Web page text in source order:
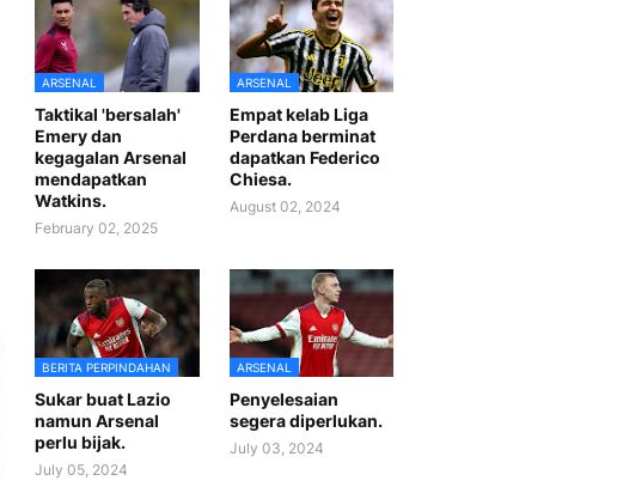
ARSENAL
Taktikal 'bersalah'
Emery dan
kegagalan Arsenal
mendapatkan
Watkins.
February 02, 2025
ARSENAL
Empat kelab Liga
Perdana berminat
dapatkan Federico
Chiesa.
August 02, 2024
BERITA PERPINDAHAN
Sukar buat Lazio
namun Arsenal
perlu bijak.
July 05, 2024
ARSENAL
Penyelesaian
segera diperlukan.
July 03, 2024